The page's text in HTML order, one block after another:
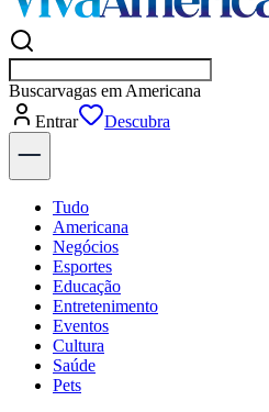
Buscarempresas em A
Entrar
Descubra
Tudo
Americana
Negócios
Esportes
Educação
Entretenimento
Eventos
Cultura
Saúde
Pets